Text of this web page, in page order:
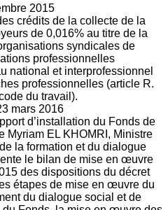
2015
crédits de la collecte de la
de 0,016% au titre de la
syndicales de
professionnelles
national et interprofessionnel
professionnelles (article R.
du travail).
mars 2016
d’installation du Fonds de
Myriam EL KHOMRI, Ministre
la formation et du dialogue
le bilan de mise en œuvre
des dispositions du décret
étapes de mise en œuvre du
du dialogue social et de